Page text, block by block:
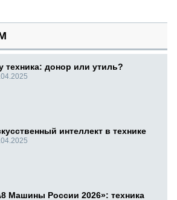
техника: донор или утиль?
интеллект в технике
Машины России 2026»: техника